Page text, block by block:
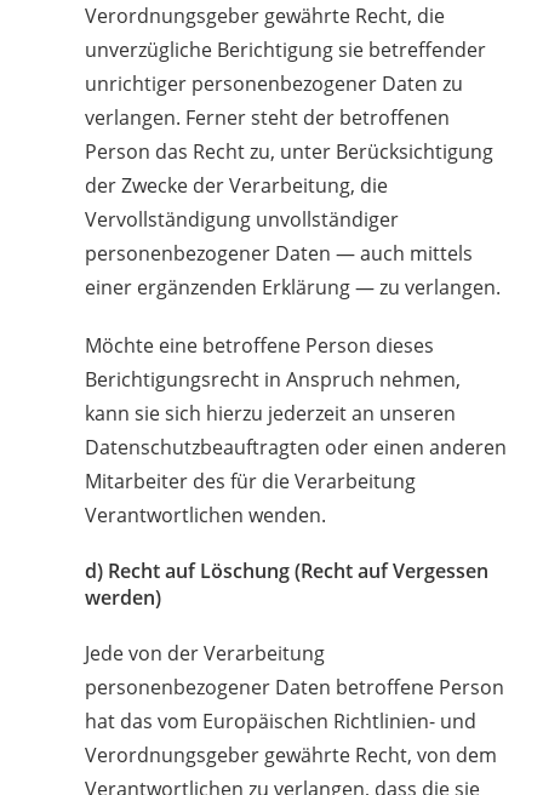
Verordnungsgeber gewährte Recht, die
unverzügliche Berichtigung sie betreffender
unrichtiger personenbezogener Daten zu
verlangen. Ferner steht der betroffenen
Person das Recht zu, unter Berücksichtigung
der Zwecke der Verarbeitung, die
Vervollständigung unvollständiger
personenbezogener Daten — auch mittels
einer ergänzenden Erklärung — zu verlangen.
Möchte eine betroffene Person dieses
Berichtigungsrecht in Anspruch nehmen,
kann sie sich hierzu jederzeit an unseren
Datenschutzbeauftragten oder einen anderen
Mitarbeiter des für die Verarbeitung
Verantwortlichen wenden.
d) Recht auf Löschung (Recht auf Vergessen
werden)
Jede von der Verarbeitung
personenbezogener Daten betroffene Person
hat das vom Europäischen Richtlinien- und
Verordnungsgeber gewährte Recht, von dem
Verantwortlichen zu verlangen, dass die sie